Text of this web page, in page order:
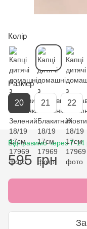
Колір
Размер
20 21 22
Відправимо через 7-14
595 грн